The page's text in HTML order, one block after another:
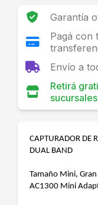
Garantía
Pagá con
Envío a
Retirá
sucursales
CAPTURADOR DE
DUAL BAND
Tamaño Mini,
AC1300 Mini